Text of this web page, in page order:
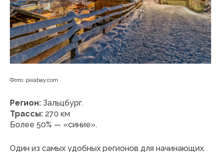
Фото: pixabay.com
Регион: Зальцбург.
Трассы: 270 км
Более 50% — «синие».
Один из самых удобных регионов для начинающих.